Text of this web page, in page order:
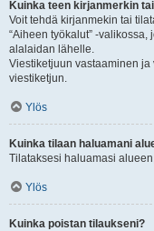
Kuinka teen kirjanmerkin
Voit tehdä kirjanmekin tai
“Aiheen työkalut” -
alalaidan lähelle.
Viestiketjuun vastaaminen ja
viestiketjun.
Ylös
Kuinka tilaan haluamani
Tilataksesi haluamasi
Ylös
Kuinka poistan tilaukseni?